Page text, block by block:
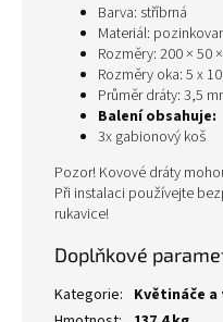
Barva: stříbrná
Materiál:
Rozměry: 200 × 50
Rozměry oka: 5 x
Průměr dráty: 3,5
Balení obsahuje:
3x gabionový koš
Pozor! Kovové dráty
Při instalaci používejte
rukavice!
Doplňkové
Kategorie: Květináče